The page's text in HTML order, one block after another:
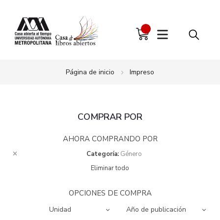
Página de inicio Impreso
COMPRAR POR
AHORA COMPRANDO POR
Categoría Género
Eliminar todo
OPCIONES DE COMPRA
Unidad Año de publicación